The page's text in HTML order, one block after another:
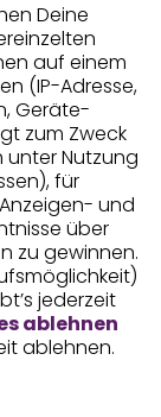
Deine
auf einem
(IP-Adresse,
Geräte-
zum Zweck
Nutzung
für
und
über
zu gewinnen.
jederzeit
ablehnen
ablehnen.